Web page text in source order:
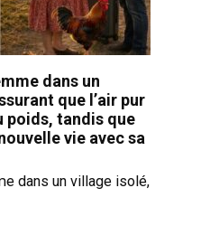
dans un
que l’air pur
poids, tandis que
vie avec sa
dans un village isolé,